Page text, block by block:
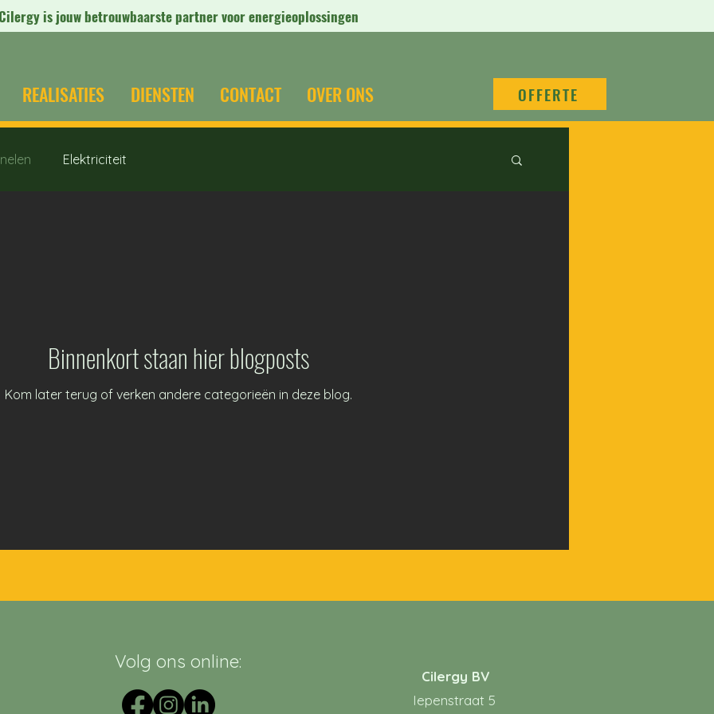
is jouw betrouwbaarste partner voor energieoplossingen
priority
priority
REALISATIES DIENSTEN CONTACT OVER ONS OFFERTE
Elektriciteit
Binnenkort staan hier blogposts
Kom later terug of verken andere categorieën in deze blog.
Volg ons online:
Cilergy BV
Iepenstraat 5